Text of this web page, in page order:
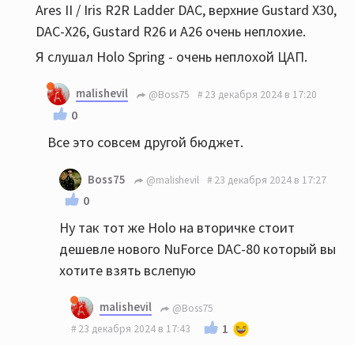
Ares II / Iris R2R Ladder DAC, верхние Gustard X30,
DAC-X26, Gustard R26 и A26 очень неплохие.
Я слушал Holo Spring - очень неплохой ЦАП.
malishevil @Boss75 23 декабря 2024 в 17:20
0
Все это совсем другой бюджет.
Boss75 @malishevil 23 декабря 2024 в 17:27
0
Ну так тот же Holo на вторичке стоит
дешевле нового NuForce DAC-80 который вы
хотите взять вслепую
malishevil
@Boss75
23 декабря 2024 в 17:43
1